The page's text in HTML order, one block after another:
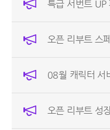
특급 서번트
오픈 리부트 스
08월 캐릭터 서
오픈 리부트 성